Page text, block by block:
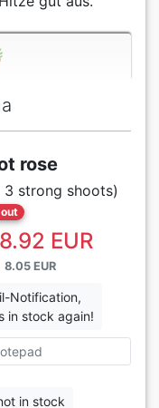
rose
strong shoots)
8.92 EUR
8.05 EUR
Notification,
in stock again!
in stock